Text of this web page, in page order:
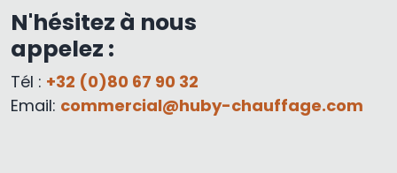
N'hésitez à nous
appelez :
Tél : +32 (0)80 67 90 32
Email: commercial@huby-chauffage.com